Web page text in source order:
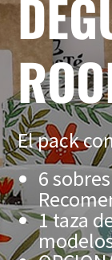
El pack
6
1 taza